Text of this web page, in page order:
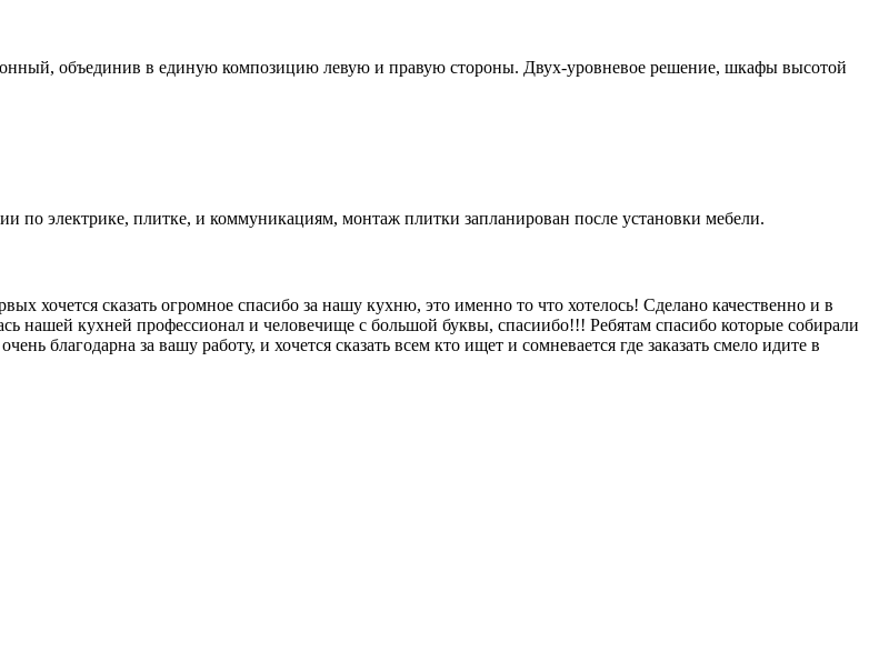
объединив в единую композицию левую и правую стороны. Двух-уровневое решение, шкафы высотой
по электрике, плитке, и коммуникациям, монтаж плитки запланирован после установки мебели.
хочется сказать огромное спасибо за нашу кухню, это именно то что хотелось! Сделано качественно и в
нашей кухней профессионал и человечище с большой буквы, спасиибо!!! Ребятам спасибо которые собирали
благодарна за вашу работу, и хочется сказать всем кто ищет и сомневается где заказать смело идите в